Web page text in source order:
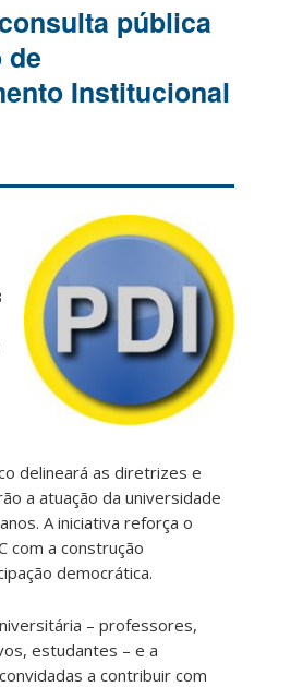
pública
de
Institucional
delineará as diretrizes e
a atuação da universidade
A iniciativa reforça o
com a construção
democrática.
– professores,
estudantes – e a
a contribuir com